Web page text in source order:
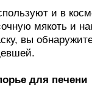
и в
мякоть и
вы
для печени